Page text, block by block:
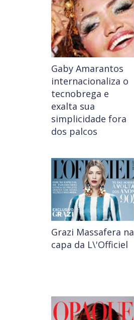
Gaby Amarantos
internacionaliza o
tecnobrega e
exalta sua
simplicidade fora
dos palcos
Grazi Massafera na
capa da L\'Officiel